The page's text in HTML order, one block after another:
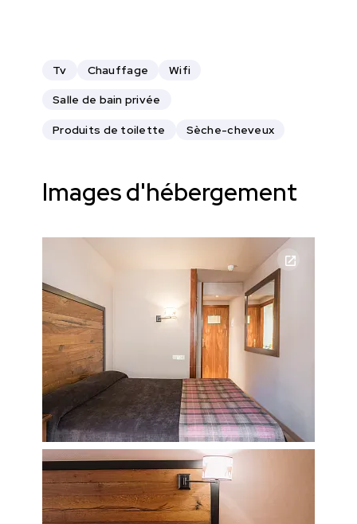
Tv Chauffage Wifi
Salle de bain privée
Produits de toilette Sèche-cheveux
Images d'hébergement